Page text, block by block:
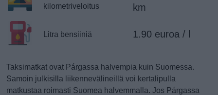
kilometriveloitus
km
Litra bensiiniä 1.90 euroa / l
Taksimatkat ovat Párgassa halvempia kuin Suomessa.
Samoin julkisilla liikennevälineillä voi kertalipulla
matkustaa roimasti Suomea halvemmalla. Jos Párgassa